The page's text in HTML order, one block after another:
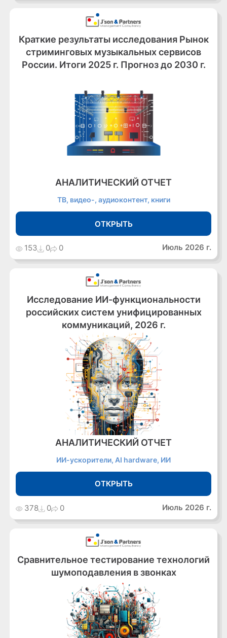
Краткие результаты исследования Рынок
стриминговых музыкальных сервисов
России. Итоги 2025 г. Прогноз до 2030 г.
АНАЛИТИЧЕСКИЙ ОТЧЕТ
ТВ, видео-, аудиоконтент, книги
ОТКРЫТЬ
153 0 0 Июль 2026 г.
Исследование ИИ-функциональности
российских систем унифицированных
коммуникаций, 2026 г.
АНАЛИТИЧЕСКИЙ ОТЧЕТ
ИИ-ускорители, AI hardware, ИИ
ОТКРЫТЬ
378 0 0 Июль 2026 г.
Сравнительное тестирование технологий
шумоподавления в звонках